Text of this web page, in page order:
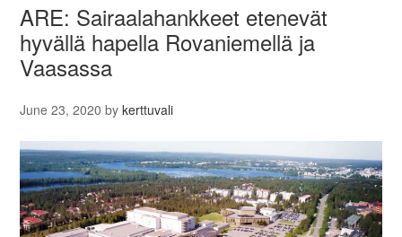
ARE: Sairaalahankkeet etenevät
hyvällä hapella Rovaniemellä ja
Vaasassa
June 23, 2020 bykerttuvali